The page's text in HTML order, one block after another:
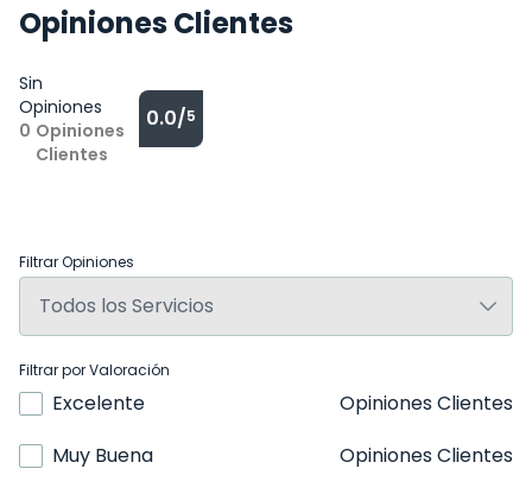
Opiniones Clientes
Sin
Opiniones
0 Opiniones
Clientes
0.0/5
Filtrar Opiniones
Filtrar por Valoración
Excelente
Opiniones Clientes
Muy Buena
Opiniones Clientes